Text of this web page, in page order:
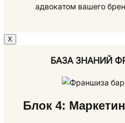
адвокатом вашего
Х
БАЗА ЗНАНИЙ
Блок 4: